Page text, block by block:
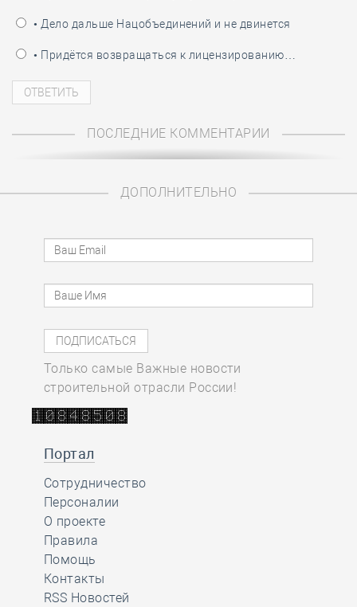
• Дело дальше Нацобъединений и не двинется
• Придётся возвращаться к лицензированию…
ПОСЛЕДНИЕ КОММЕНТАРИИ
ДОПОЛНИТЕЛЬНО
Только самые Важные новости
строительной отрасли России!
Портал
Сотрудничество
Персоналии
О проекте
Правила
Помощь
Контакты
RSS Новостей